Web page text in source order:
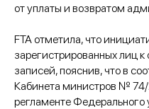
от уплаты и возвратом
FTA отметила, что
зарегистрированных лиц
записей, пояснив, что в
Кабинета министров №
регламенте